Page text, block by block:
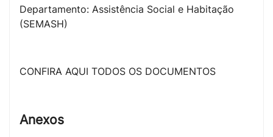
Departamento: Assistência Social e Habitação
(SEMASH)
CONFIRA AQUI TODOS OS DOCUMENTOS
Anexos